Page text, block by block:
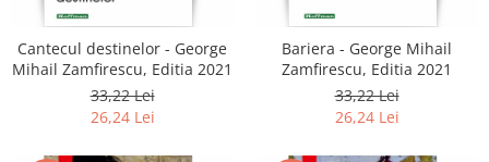
Cantecul destinelor - George
Mihail Zamfirescu, Editia 2021
33,22 Lei
26,24 Lei
Bariera - George Mihail
Zamfirescu, Editia 2021
33,22 Lei
26,24 Lei